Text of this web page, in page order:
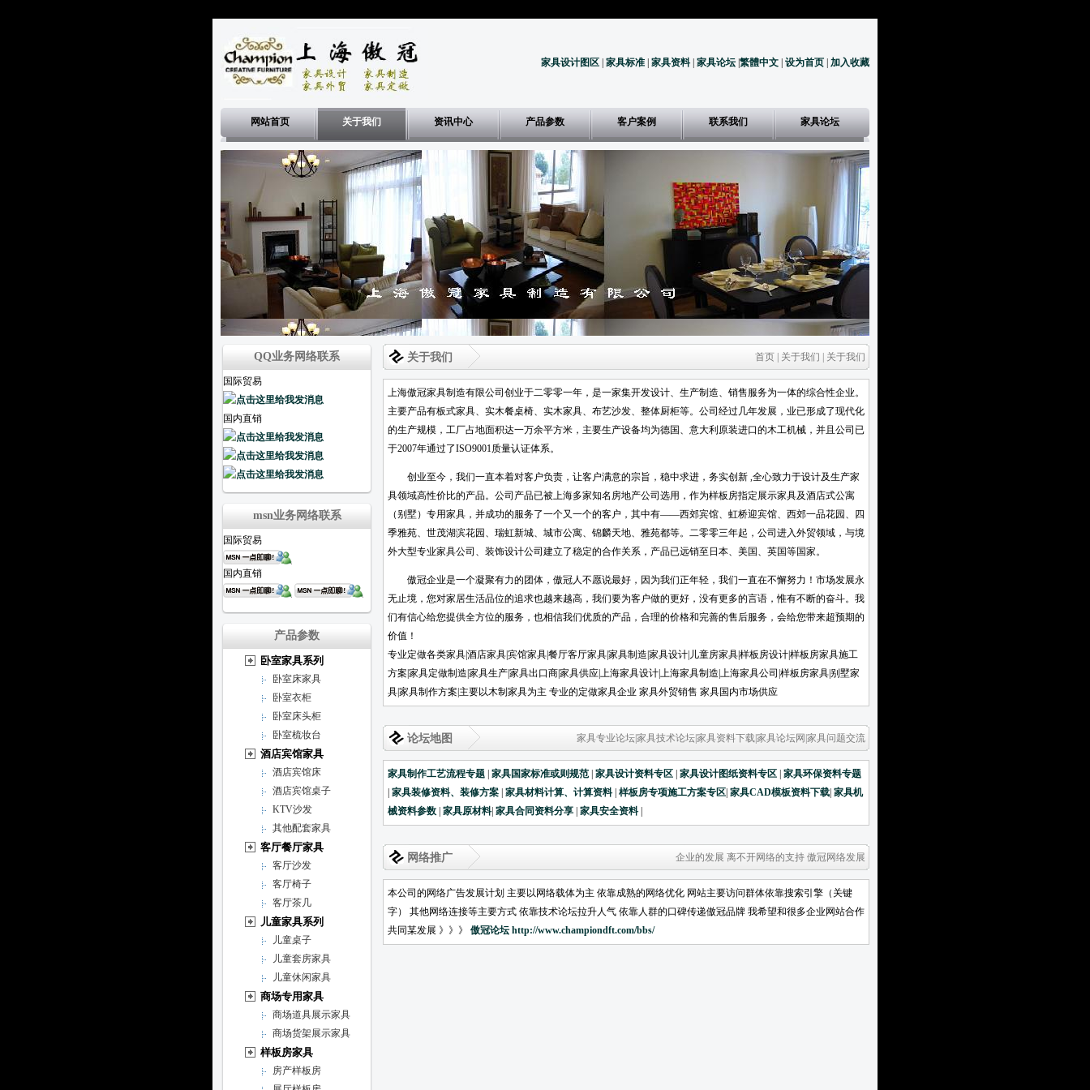
家具设计图区 家具标准 家具资料 家具论坛 繁體中文 设为首页 加入收藏
网站首页 关于我们 资讯中心 产品参数 客户案例 联系我们 家具论坛
>
QQ业务网络联系
国际贸易
国内直销
msn业务网络联系
国际贸易
国内直销
产品参数
卧室家具系列
卧室床家具
卧室衣柜
卧室床头柜
卧室梳妆台
酒店宾馆家具
酒店宾馆床
酒店宾馆桌子
KTV沙发
其他配套家具
客厅餐厅家具
客厅沙发
客厅椅子
客厅茶几
儿童家具系列
儿童桌子
儿童套房家具
儿童休闲家具
商场专用家具
商场道具展示家具
商场货架展示家具
样板房家具
房产样板房
关于我们 首页 | 关于我们 | 关于我们
上海傲冠家具制造有限公司创业于二零零一年，是一家集开发设计、生产制造、销售服务为一体的综合性企业。
主要产品有板式家具、实木餐桌椅、实木家具、布艺沙发、整体厨柜等。公司经过几年发展，业已形成了现代化
的生产规模，工厂占地面积达一万余平方米，主要生产设备均为德国、意大利原装进口的木工机械，并且公司已
于2007年通过了ISO9001质量认证体系。
创业至今，我们一直本着对客户负责，让客户满意的宗旨，稳中求进，务实创新 ,全心致力于设计及生产家
具领域高性价比的产品。公司产品已被上海多家知名房地产公司选用，作为样板房指定展示家具及酒店式公寓
（别墅）专用家具，并成功的服务了一个又一个的客户，其中有——西郊宾馆、虹桥迎宾馆、西郊一品花园、四
季雅苑、世茂湖滨花园、瑞虹新城、城市公寓、锦麟天地、雅苑都等。二零零三年起，公司进入外贸领域，与境
外大型专业家具公司、装饰设计公司建立了稳定的合作关系，产品已远销至日本、美国、英国等国家。
傲冠企业是一个凝聚有力的团体，傲冠人不愿说最好，因为我们正年轻，我们一直在不懈努力！市场发展永
无止境，您对家居生活品位的追求也越来越高，我们要为客户做的更好，没有更多的言语，惟有不断的奋斗。我
们有信心给您提供全方位的服务，也相信我们优质的产品，合理的价格和完善的售后服务，会给您带来超预期的
价值！
专业定做各类家具|酒店家具|宾馆家具|餐厅客厅家具|家具制造|家具设计|儿童房家具|样板房设计|样板房家具施工
方案|家具定做制造|家具生产|家具出口商|家具供应|上海家具设计|上海家具制造|上海家具公司|样板房家具|别墅家
具|家具制作方案|主要以木制家具为主 专业的定做家具企业 家具外贸销售 家具国内市场供应
论坛地图 家具专业论坛|家具技术论坛|家具资料下载|家具论坛网|家具问题交流
家具制作工艺流程专题 家具国家标准或则规范 家具设计资料专区 家具设计图纸资料专区 家具环保资料专题
家具装修资料、装修方案 家具材料计算、计算资料 样板房专项施工方案专区 家具CAD模板资料下载 家具机
械资料参数 家具原材料 家具合同资料分享 家具安全资料
网络推广 企业的发展 离不开网络的支持 傲冠网络发展
本公司的网络广告发展计划 主要以网络载体为主 依靠成熟的网络优化 网站主要访问群体依靠搜索引擎（关键
字） 其他网络连接等主要方式 依靠技术论坛拉升人气 依靠人群的口碑传递傲冠品牌 我希望和很多企业网站合作
共同某发展 》》》 傲冠论坛 http://www.championdft.com/bbs/